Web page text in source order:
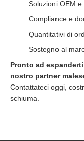
Soluzioni OEM
Compliance e
Quantitativi di
Sostegno al
Pronto ad
nostro partner
Contattateci oggi,
schiuma.